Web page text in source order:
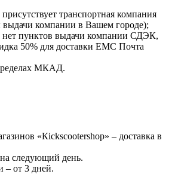
транспортная компания
компании в Вашем городе);
нет пунктов выдачи компании СДЭК,
50% для доставки ЕМС Почта
МКАД.
«Кickscootershop» – доставка в
следующий день.
– от 3 дней.